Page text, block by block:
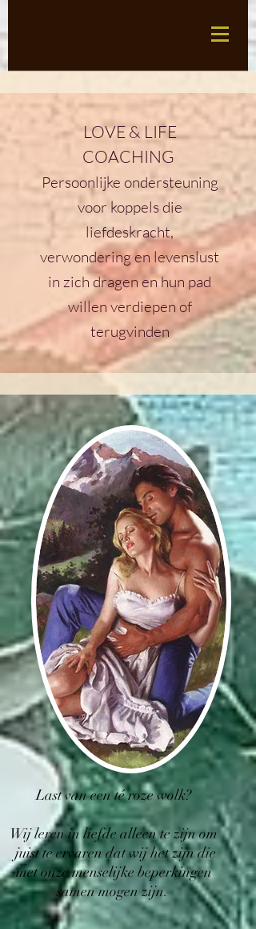
LOVE & LIFE
COACHING
Persoonlijke ondersteuning
voor koppels die
liefdeskracht,
verwondering en levenslust
in zich dragen en hun pad
willen verdiepen of
terugvinden
Last van een té roze wolk?
Wij leren in liefde alleen te zijn om
juist te ervaren dat wij het zijn die
met onze menselijke beperkingen
samen mogen zijn.